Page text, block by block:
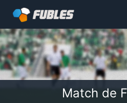
Match de